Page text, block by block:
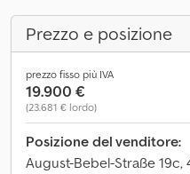
Prezzo e posizione
prezzo fisso più IVA
19.900 €
(23.681 € lordo)
Posizione del venditore:
August-Bebel-Straße 19c,